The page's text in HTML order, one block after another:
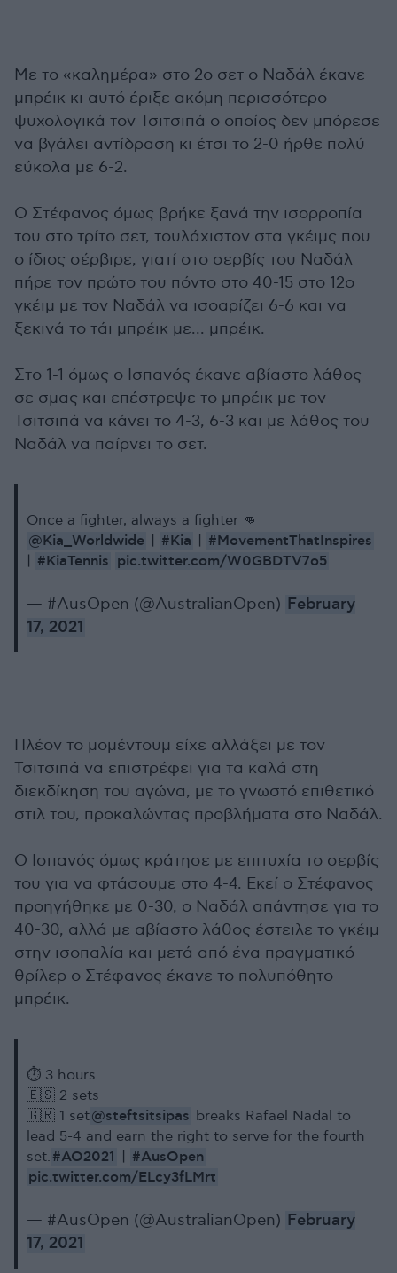
Με το «καλημέρα» στο 2ο σετ ο Ναδάλ έκανε
μπρέικ κι αυτό έριξε ακόμη περισσότερο
ψυχολογικά τον Τσιτσιπά ο οποίος δεν μπόρεσε
να βγάλει αντίδραση κι έτσι το 2-0 ήρθε πολύ
εύκολα με 6-2.
Ο Στέφανος όμως βρήκε ξανά την ισορροπία
του στο τρίτο σετ, τουλάχιστον στα γκέιμς που
ο ίδιος σέρβιρε, γιατί στο σερβίς του Ναδάλ
πήρε τον πρώτο του πόντο στο 40-15 στο 12ο
γκέιμ με τον Ναδάλ να ισοαρίζει 6-6 και να
ξεκινά το τάι μπρέικ με... μπρέικ.
Στο 1-1 όμως ο Ισπανός έκανε αβίαστο λάθος
σε σμας και επέστρεψε το μπρέικ με τον
Τσιτσιπά να κάνει το 4-3, 6-3 και με λάθος του
Ναδάλ να παίρνει το σετ.
Once a fighter, always a fighter 👊
@Kia_Worldwide #Kia #MovementThatInspires
#KiaTennis pic.twitter.com/W0GBDTV7o5
— #AusOpen (@AustralianOpen) February
17, 2021
Πλέον το μομέντουμ είχε αλλάξει με τον
Τσιτσιπά να επιστρέφει για τα καλά στη
διεκδίκηση του αγώνα, με το γνωστό επιθετικό
στιλ του, προκαλώντας προβλήματα στο Ναδάλ.
Ο Ισπανός όμως κράτησε με επιτυχία το σερβίς
του για να φτάσουμε στο 4-4. Εκεί ο Στέφανος
προηγήθηκε με 0-30, ο Ναδάλ απάντησε για το
40-30, αλλά με αβίαστο λάθος έστειλε το γκέιμ
στην ισοπαλία και μετά από ένα πραγματικό
θρίλερ ο Στέφανος έκανε το πολυπόθητο
μπρέικ.
⏱ 3 hours
🇪🇸 2 sets
🇬🇷 1 set@steftsitsipas breaks Rafael Nadal to
lead 5-4 and earn the right to serve for the fourth
set. #AO2021
#AusOpen
pic.twitter.com/ELcy3fLMrt
— #AusOpen (@AustralianOpen) February
17, 2021